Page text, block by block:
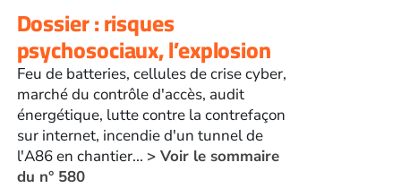
Dossier : risques
psychosociaux, l’explosion
Feu de batteries, cellules de crise cyber,
marché du contrôle d'accès, audit
énergétique, lutte contre la contrefaçon
sur internet, incendie d'un tunnel de
l'A86 en chantier... > Voir le sommaire
du n° 580